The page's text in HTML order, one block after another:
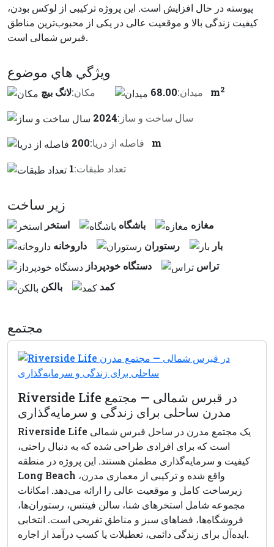
پیوسته در حال افزایش است. این پروژه ترکیبی از لوکس بودن،
کیفیت زندگی بالا و موقعیت عالی در یکی از محبوب‌ترین مناطق
قبرس شمالی است.
ويژگي هاي موضوع
مكان:لانگ بیچ ميدان: 68.00 m2
سال ساخت و ساز:2024
فاصله از دريا:
200 m
تعداد طبقات:1
زير ساخت
استخر باشگاه
مغازه
داروخانه
رستوران
بار
دستگاه خودپرداز
تراس
بالكن
كمد
مجتمع
Riverside Life در قبرس شمالی — مجتمع
مدرن ساحلی برای زندگی و سرمایه‌گذاری
Riverside Life یک مجتمع مدرن در ساحل قبرس شمالی
است که برای افرادی طراحی شده که به دنبال راحتی،
کیفیت و سرمایه‌گذاری مطمئن هستند. این پروژه در منطقه
Long Beach واقع شده و ترکیبی از معماری مدرن،
زیرساخت کامل و موقعیت عالی را ارائه می‌دهد. امکانات
مجموعه شامل استخرهای شنا، سالن فیتنس، رستوران‌ها،
فروشگاه‌ها، فضاهای سبز و مناطق تفریحی است. انتخابی
ایده‌آل برای زندگی دائمی، تعطیلات یا کسب درآمد از اجاره.